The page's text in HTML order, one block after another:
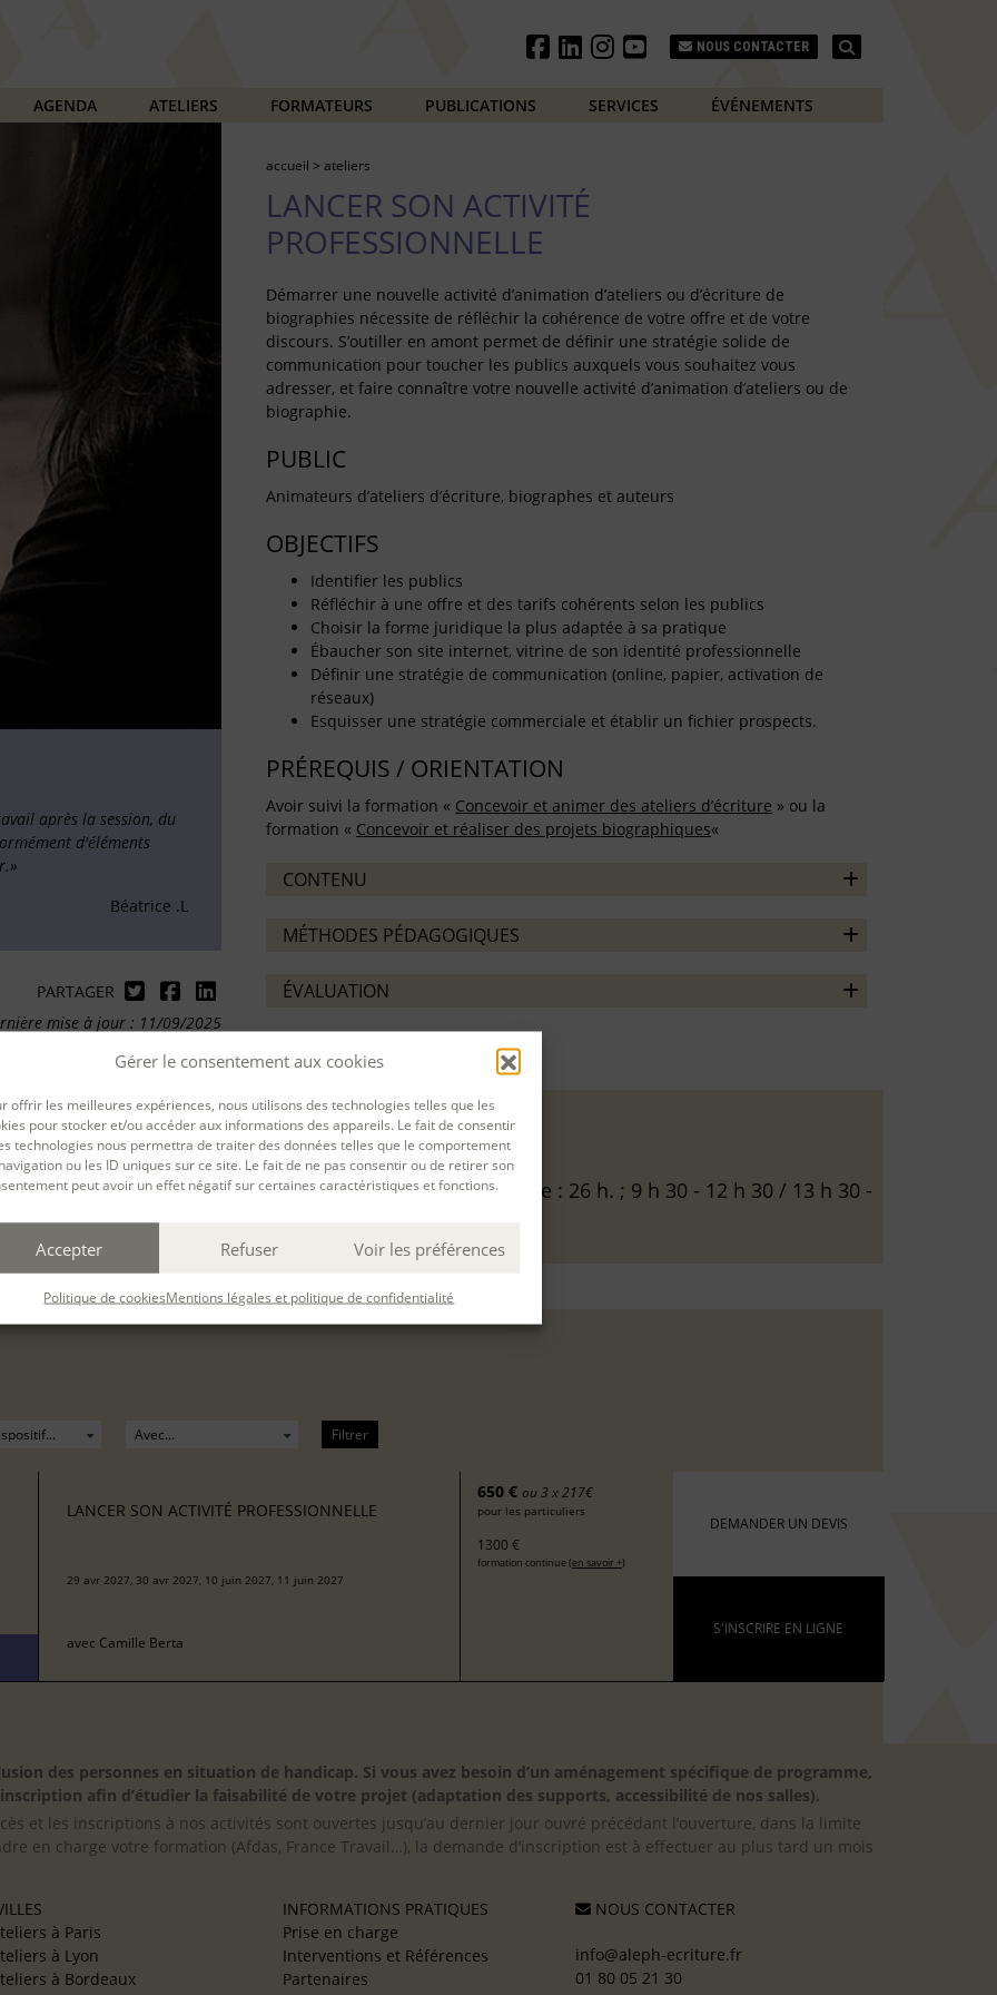
Gérer le consentement aux cookies
offrir les meilleures expériences, nous utilisons des technologies telles que les
pour stocker et/ou accéder aux informations des appareils. Le fait de consentir
technologies nous permettra de traiter des données telles que le comportement
ou les ID uniques sur ce site. Le fait de ne pas consentir ou de retirer son
peut avoir un effet négatif sur certaines caractéristiques et fonctions.
Accepter Refuser Voir les préférences
Politique de cookiesMentions légales et politique de confidentialité
NOUS CONTACTER
AGENDA ATELIERS FORMATEURS PUBLICATIONS SERVICES ÉVÉNEMENTS
après la session, du
d'éléments
Béatrice .L
PARTAGER
mise à jour : 11/09/2025
accueil > ateliers
LANCER SON ACTIVITÉ
PROFESSIONNELLE
Démarrer une nouvelle activité d’animation d’ateliers ou d’écriture de
biographies nécessite de réfléchir la cohérence de votre offre et de votre
discours. S’outiller en amont permet de définir une stratégie solide de
communication pour toucher les publics auxquels vous souhaitez vous
adresser, et faire connaître votre nouvelle activité d’animation d’ateliers ou de
biographie.
PUBLIC
Animateurs d’ateliers d’écriture, biographes et auteurs
OBJECTIFS
Identifier les publics
Réfléchir à une offre et des tarifs cohérents selon les publics
Choisir la forme juridique la plus adaptée à sa pratique
Ébaucher son site internet, vitrine de son identité professionnelle
Définir une stratégie de communication (online, papier, activation de
réseaux)
Esquisser une stratégie commerciale et établir un fichier prospects.
PRÉREQUIS / ORIENTATION
Avoir suivi la formation « Concevoir et animer des ateliers d’écriture » ou la
formation « Concevoir et réaliser des projets biographiques«
CONTENU
MÉTHODES PÉDAGOGIQUES
ÉVALUATION
06 Nov. 2023au05 Déc. 2023àParis présentiel(Durée : 26 h. ; 9 h 30 - 12 h 30 / 13 h 30 -
session de formation est terminée.
Filtrer
LANCER SON ACTIVITÉ PROFESSIONNELLE
29 avr 2027, 30 avr 2027, 10 juin 2027, 11 juin 2027
avec Camille Berta
650 € ou 3 x 217€
pour les particuliers
1300 €
formation continue (en savoir +)
DEMANDER UN DEVIS
S'INSCRIRE EN LIGNE
des personnes en situation de handicap. Si vous avez besoin d’un aménagement spécifique de programme,
afin d’étudier la faisabilité de votre projet (adaptation des supports, accessibilité de nos salles).
et les inscriptions à nos activités sont ouvertes jusqu’au dernier jour ouvré précédant l’ouverture, dans la limite
en charge votre formation (Afdas, France Travail…), la demande d’inscription est à effectuer au plus tard un mois
à Paris
à Lyon
à Bordeaux
INFORMATIONS PRATIQUES
Prise en charge
Interventions et Références
Partenaires
NOUS CONTACTER
info@aleph-ecriture.fr
01 80 05 21 30